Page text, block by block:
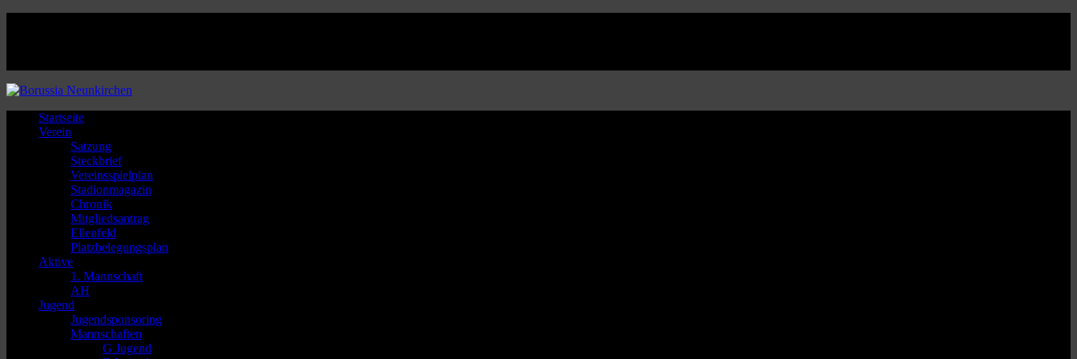
Startseite
Verein
Satzung
Steckbrief
Vereinsspielplan
Stadionmagazin
Chronik
Mitgliedsantrag
Ellenfeld
Platzbelegungsplan
Aktive
1. Mannschaft
AH
Jugend
Jugendsponsoring
Mannschaften
G Jugend